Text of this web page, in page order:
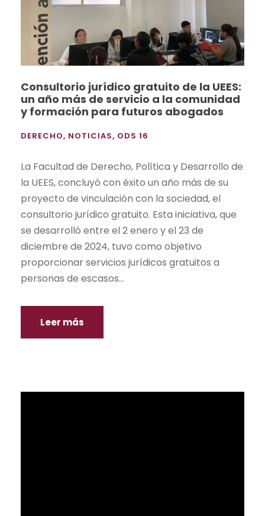
Consultorio jurídico gratuito de la UEES:
un año más de servicio a la comunidad
y formación para futuros abogados
DERECHO, NOTICIAS, ODS 16
La Facultad de Derecho, Política y Desarrollo de
la UEES, concluyó con éxito un año más de su
proyecto de vinculación con la sociedad, el
consultorio jurídico gratuito. Esta iniciativa, que
se desarrolló entre el 2 enero y el 23 de
diciembre de 2024, tuvo como objetivo
proporcionar servicios jurídicos gratuitos a
personas de escasos...
Leer más